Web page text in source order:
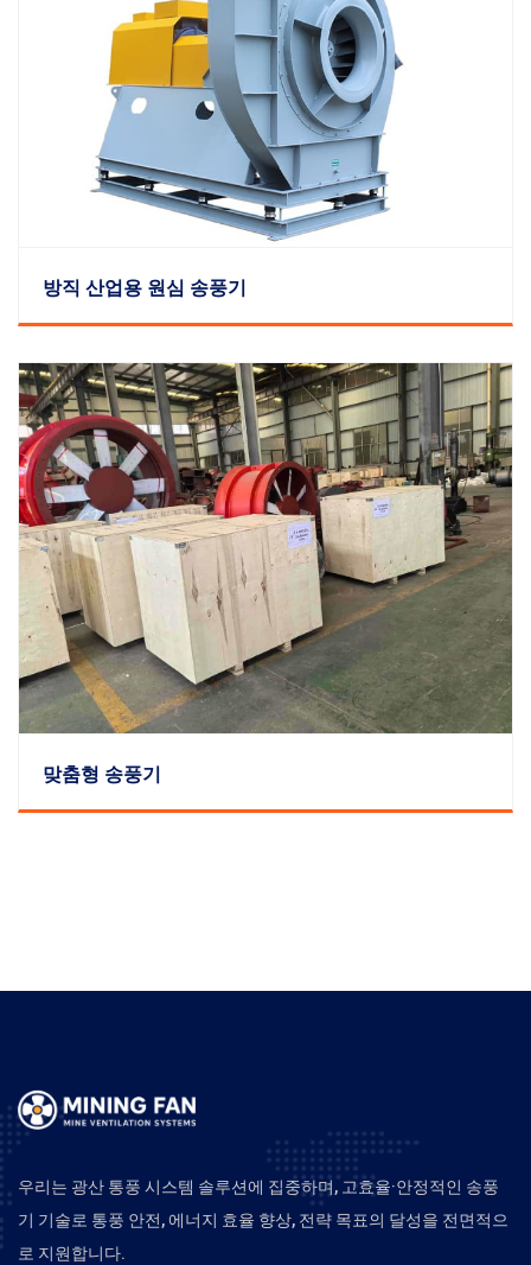
방직 산업용 원심 송풍기
맞춤형 송풍기
우리는 광산 통풍 시스템 솔루션에 집중하며, 고효율·안정적인 송풍
기 기술로 통풍 안전, 에너지 효율 향상, 전략 목표의 달성을 전면적으
로 지원합니다.